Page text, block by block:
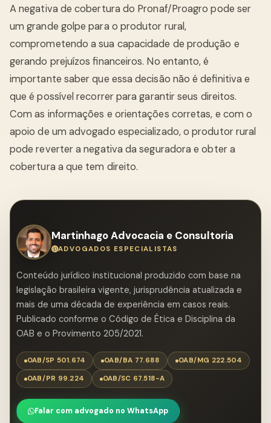
A negativa de cobertura do Pronaf/Proagro pode ser
um grande golpe para o produtor rural,
comprometendo a sua capacidade de produção e
gerando prejuízos financeiros. No entanto, é
importante saber que essa decisão não é definitiva e
que é possível recorrer para garantir seus direitos.
Com as informações e orientações corretas, e com o
apoio de um advogado especializado, o produtor rural
pode reverter a negativa da seguradora e obter a
cobertura a que tem direito.
Martinhago Advocacia e Consultoria
ADVOGADOS ESPECIALISTAS
Conteúdo jurídico institucional produzido com base na
legislação brasileira vigente, jurisprudência atualizada e
mais de uma década de experiência em casos reais.
Publicado conforme o Código de Ética e Disciplina da
OAB e o Provimento 205/2021.
OAB/SP 501.674 OAB/BA 77.688
OAB/MG 222.504
OAB/PR 99.224
OAB/SC 67.518-A
Falar com advogado no WhatsApp